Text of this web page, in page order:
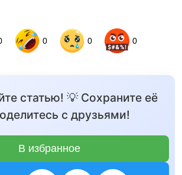
0 0 0
статью! 💡 Сохраните её
с друзьями!
В избранное